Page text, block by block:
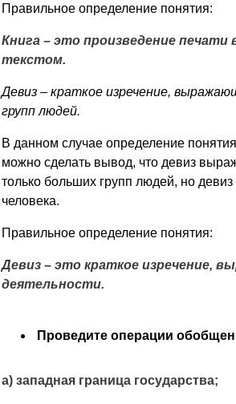
Правильное определение понятия:
Книга – это произведение
текстом.
Девиз – краткое изречение,
групп людей.
В данном случае определение
можно сделать вывод, что девиз
только больших групп людей, но
человека.
Правильное определение понятия:
Девиз – это краткое изречение,
деятельности.
Проведите операции
а) западная граница государства;